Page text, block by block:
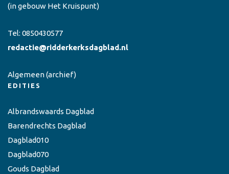
(in gebouw Het Kruispunt)
Tel: 0850430577
redactie@ridderkerksdagblad.nl
Algemeen(archief)
EDITIES
Albrandswaards Dagblad
Barendrechts Dagblad
Dagblad010
Dagblad070
Gouds Dagblad